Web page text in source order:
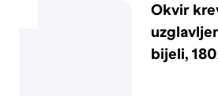
Okvir
bijeli,